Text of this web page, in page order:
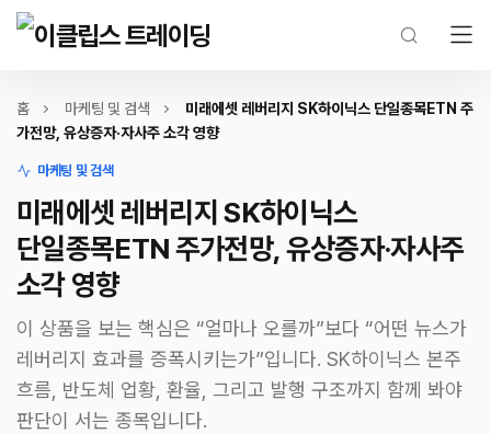
홈 마케팅 및 검색
미래에셋 레버리지 SK하이닉스 단일종목ETN 주
가전망, 유상증자·자사주 소각 영향
마케팅 및 검색
미래에셋 레버리지 SK하이닉스
단일종목ETN 주가전망, 유상증자·자사주
소각 영향
이 상품을 보는 핵심은 “얼마나 오를까”보다 “어떤 뉴스가
레버리지 효과를 증폭시키는가”입니다. SK하이닉스 본주
흐름, 반도체 업황, 환율, 그리고 발행 구조까지 함께 봐야
판단이 서는 종목입니다.